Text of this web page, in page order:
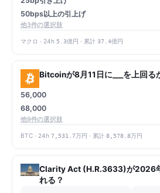
50bps以上の引上げ
他3件の選択肢
マクロ · 24h 5.3億円 · 累計 37.4億円
Bitcoinが8月11日に___を上回る
56,000
68,000
他9件の選択肢
BTC · 24h 7,531.7万円 · 累計 8,578.8万円
Clarity Act (H.R.3633)が2026
れる？